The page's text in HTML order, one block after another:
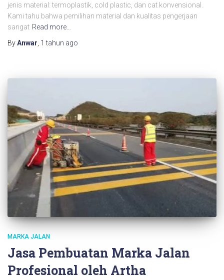
jenis material: termoplastik, cold plastic, dan cat konvensional.
Kami tahu bahwa pemilihan material dan kualitas pengerjaan
sangat Read more…
ByAnwar 1 tahun ago
MARKA JALAN
Jasa Pembuatan Marka Jalan
Profesional oleh Artha